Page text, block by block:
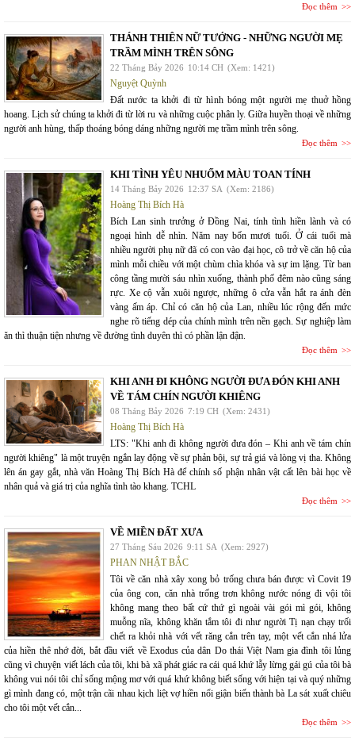
Đọc thêm
THÁNH THIÊN NỮ TƯỚNG - NHỮNG NGƯỜI MẸ
TRẦM MÌNH TRÊN SÔNG
22 Tháng Bảy 2026 10:14 CH (Xem: 1421)
Nguyệt Quỳnh
Đất nước ta khởi đi từ hình bóng một người mẹ thuở hồng
hoang. Lịch sử chúng ta khởi đi từ lời ru và những cuộc phân ly. Giữa huyền thoại về những
người anh hùng, thấp thoáng bóng dáng những người mẹ trầm mình trên sông.
Đọc thêm
KHI TÌNH YÊU NHUỐM MÀU TOAN TÍNH
14 Tháng Bảy 2026 12:37 SA (Xem: 2186)
Hoàng Thị Bích Hà
Bích Lan sinh trưởng ở Đồng Nai, tính tình hiền lành và có
ngoại hình dễ nhìn. Năm nay bốn mươi tuổi. Ở cái tuổi mà
nhiều người phụ nữ đã có con vào đại học, cô trở về căn hộ của
mình mỗi chiều với một chùm chìa khóa và sự im lặng. Từ ban
công tầng mười sáu nhìn xuống, thành phố đêm nào cũng sáng
rực. Xe cộ vẫn xuôi ngược, những ô cửa vẫn hắt ra ánh đèn
vàng ấm áp. Chỉ có căn hộ của Lan, nhiều lúc rộng đến mức
nghe rõ tiếng dép của chính mình trên nền gạch. Sự nghiệp làm
ăn thì thuận tiện nhưng về đường tình duyên thì có phần lận đận.
Đọc thêm
KHI ANH ĐI KHÔNG NGƯỜI ĐƯA ĐÓN KHI ANH
VỀ TÁM CHÍN NGƯỜI KHIÊNG
08 Tháng Bảy 2026 7:19 CH (Xem: 2431)
Hoàng Thị Bích Hà
LTS: "Khi anh đi không người đưa đón – Khi anh về tám chín
người khiêng" là một truyện ngắn lay động về sự phản bội, sự trả giá và lòng vị tha. Không
lên án gay gắt, nhà văn Hoàng Thị Bích Hà để chính số phận nhân vật cất lên bài học về
nhân quả và giá trị của nghĩa tình tào khang. TCHL
Đọc thêm
VỀ MIỀN ĐẤT XƯA
27 Tháng Sáu 2026 9:11 SA (Xem: 2927)
PHAN NHẬT BẮC
Tôi về căn nhà xây xong bỏ trống chưa bán được vì Covit 19
của ông con, căn nhà trống trơn không nước nóng đi vội tôi
không mang theo bất cứ thứ gì ngoài vài gói mì gói, không
muỗng nĩa, không khăn tắm tôi đi như người Tị nạn chạy trối
chết ra khỏi nhà với vết răng cắn trên tay, một vết cắn nhá lửa
của hiền thê nhớ đời, bắt đầu viết về Exodus của dân Do thái Việt Nam gia đình tôi lủng
cũng vì chuyện viết lách của tôi, khi bà xã phát giác ra cái quá khứ lẫy lừng gái gú của tôi bà
không vui nói tôi chỉ sống mộng mơ với quá khứ không biết sống với hiện tại và quý những
gì mình đang có, một trận cãi nhau kịch liệt vợ hiền nổi giận biến thành bà La sát xuất chiêu
cho tôi một vết cắn...
Đọc thêm